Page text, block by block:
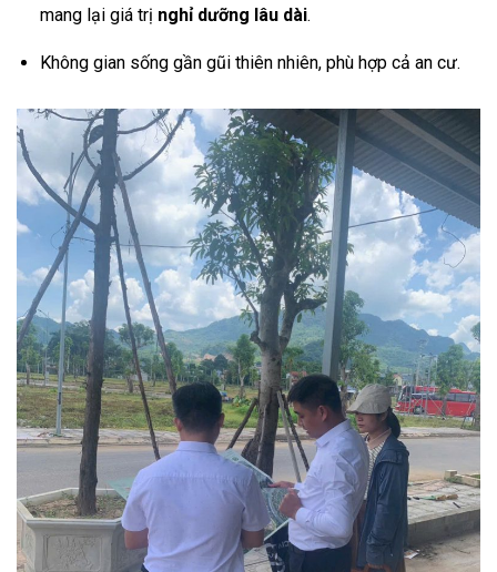
mang lại giá trị nghỉ dưỡng lâu dài.
Không gian sống gần gũi thiên nhiên, phù hợp cả an cư.